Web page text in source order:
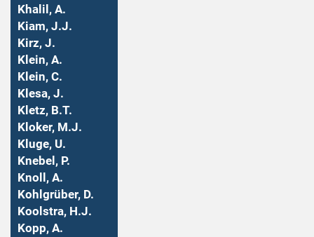
Khalil, A.
Kiam, J.J.
Kirz, J.
Klein, A.
Klein, C.
Klesa, J.
Kletz, B.T.
Kloker, M.J.
Kluge, U.
Knebel, P.
Knoll, A.
Kohlgrüber, D.
Koolstra, H.J.
Kopp, A.